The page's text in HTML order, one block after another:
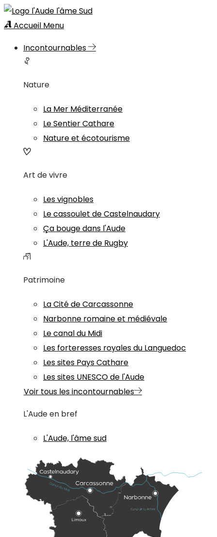
Accueil Menu
Incontournables
Nature
La Mer Méditerranée
Le Sentier Cathare
Nature et écotourisme
Art de vivre
Les vignobles
Le cassoulet de Castelnaudary
Ça bouge dans l'Aude
L'Aude, terre de Rugby
Patrimoine
La Cité de Carcassonne
Narbonne romaine et médiévale
Le canal du Midi
Les forteresses royales du Languedoc
Les sites Pays Cathare
Les sites UNESCO de l'Aude
Voir tous les incontournables
L'Aude en bref
L'Aude, l'âme sud